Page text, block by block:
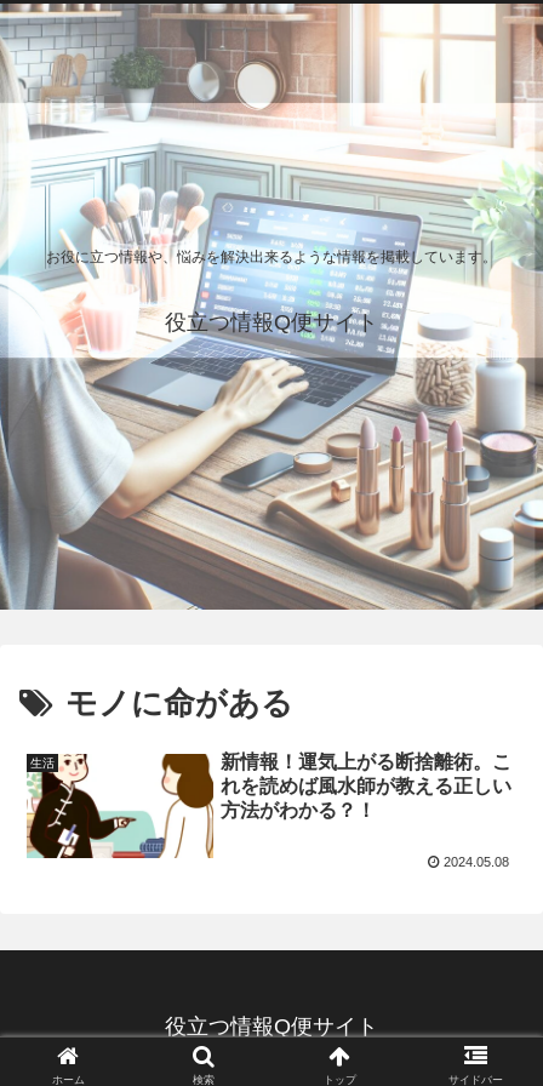
お役に立つ情報や、悩みを解決出来るような情報を掲載しています。
役立つ情報Q便サイト
モノに命がある
生活
新情報！運気上がる断捨離術。こ
れを読めば風水師が教える正しい
方法がわかる？！
2024.05.08
役立つ情報Q便サイト
© 2022 役立つ情報Q便サイト.
ホーム 検索 トップ サイドバー